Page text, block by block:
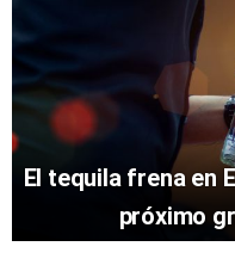
El tequila frena en
próximo